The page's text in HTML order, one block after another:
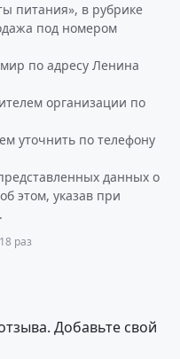
питания», в рубрике
под номером
по адресу Ленина
организации по
уточнить по телефону
данных о
этом, указав при
раз
Добавьте свой